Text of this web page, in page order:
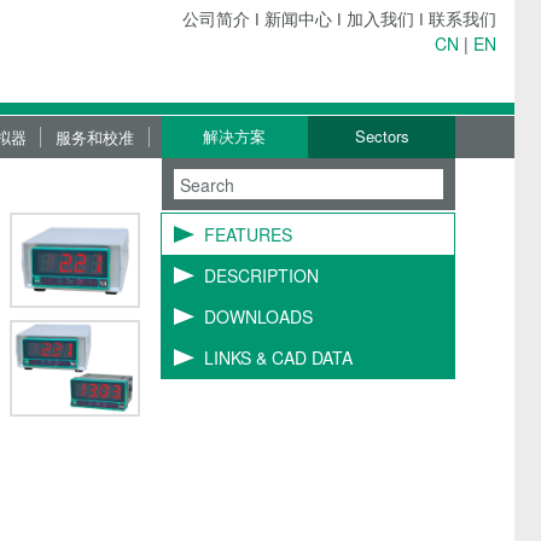
公司简介 ǀ 新闻中心 ǀ 加入我们 ǀ 联系我们
CN | EN
器
服务和校准
校准服务
上门服务
维修服务
下载服务
解决方案 Sectors
FEATURES
DESCRIPTION
DOWNLOADS
LINKS & CAD DATA